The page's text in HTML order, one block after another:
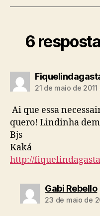
6
21 de maio de 2011
Ai que essa
quero! Lindinha
Bjs
Kaká
http://
Gabi Rebello
23 de maio de